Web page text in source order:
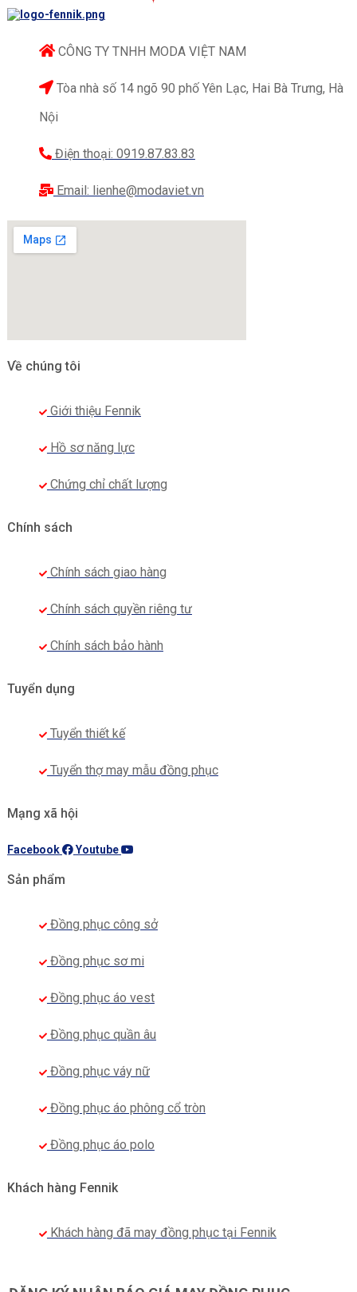
CÔNG TY TNHH MODA VIỆT NAM
Tòa nhà số 14 ngõ 90 phố Yên Lạc, Hai Bà Trưng, Hà
Nội
Điện thoại: 0919.87.83.83
Email: lienhe@modaviet.vn
Về chúng tôi
Giới thiệu Fennik
Hồ sơ năng lực
Chứng chỉ chất lượng
Chính sách
Chính sách giao hàng
Chính sách quyền riêng tư
Chính sách bảo hành
Tuyển dụng
Tuyển thiết kế
Tuyển thợ may mẫu đồng phục
Mạng xã hội
Facebook Youtube
Sản phẩm
Đồng phục công sở
Đồng phục sơ mi
Đồng phục áo vest
Đồng phục quần âu
Đồng phục váy nữ
Đồng phục áo phông cổ tròn
Đồng phục áo polo
Khách hàng Fennik
Khách hàng đã may đồng phục tại Fennik